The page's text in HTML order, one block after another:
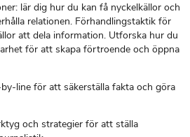
lär dig hur du kan få nyckelkällor och
relationen. Förhandlingstaktik för
att dela information. Utforska hur du
för att skapa förtroende och öppna
line för att säkerställa fakta och göra
och strategier för att ställa